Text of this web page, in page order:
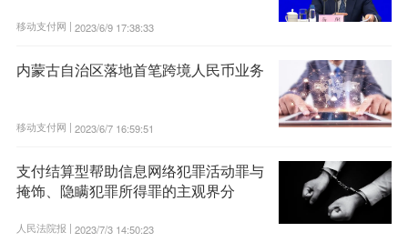
移动支付网 | 2023/6/9 17:38:33
内蒙古自治区落地首笔跨境人民币业务
移动支付网 | 2023/6/7 16:59:51
支付结算型帮助信息网络犯罪活动罪与
掩饰、隐瞒犯罪所得罪的主观界分
人民法院报 | 2023/7/3 14:50:23